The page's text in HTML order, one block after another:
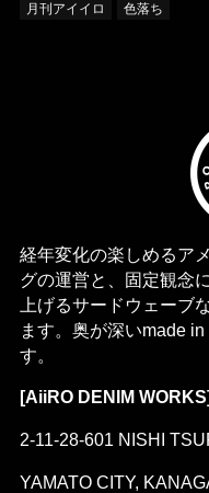
月刊アイイロ
色落ち
経年変化の楽しめるア
グの運営と、固定観念
上げるサードウェーブ
ます。奥が深いmade
す。
[AiiRO DENIM WORKS]
2-11-28-601 NISHI
YAMATO CITY,